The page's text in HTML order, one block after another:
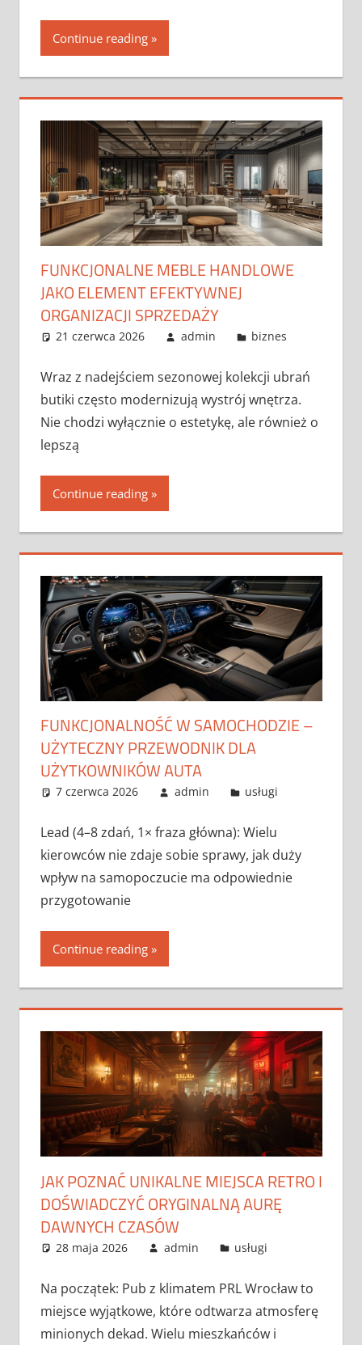
Continue reading
FUNKCJONALNE MEBLE HANDLOWE
JAKO ELEMENT EFEKTYWNEJ
ORGANIZACJI SPRZEDAŻY
21 czerwca 2026 admin biznes
Wraz z nadejściem sezonowej kolekcji ubrań
butiki często modernizują wystrój wnętrza.
Nie chodzi wyłącznie o estetykę, ale również o
lepszą
Continue reading
FUNKCJONALNOŚĆ W SAMOCHODZIE –
UŻYTECZNY PRZEWODNIK DLA
UŻYTKOWNIKÓW AUTA
7 czerwca 2026 admin usługi
Lead (4–8 zdań, 1× fraza główna): Wielu
kierowców nie zdaje sobie sprawy, jak duży
wpływ na samopoczucie ma odpowiednie
przygotowanie
Continue reading
JAK POZNAĆ UNIKALNE MIEJSCA RETRO I
DOŚWIADCZYĆ ORYGINALNĄ AURĘ
DAWNYCH CZASÓW
28 maja 2026 admin usługi
Na początek: Pub z klimatem PRL Wrocław to
miejsce wyjątkowe, które odtwarza atmosferę
minionych dekad. Wielu mieszkańców i